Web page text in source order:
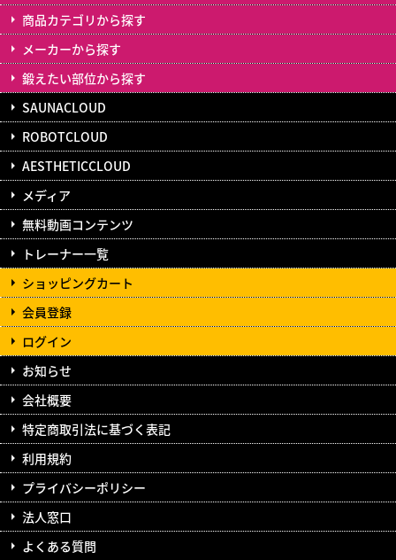
商品カテゴリから探す
メーカーから探す
鍛えたい部位から探す
SAUNACLOUD
ROBOTCLOUD
AESTHETICCLOUD
メディア
無料動画コンテンツ
トレーナー一覧
ショッピングカート
会員登録
ログイン
お知らせ
会社概要
特定商取引法に基づく表記
利用規約
プライバシーポリシー
法人窓口
よくある質問